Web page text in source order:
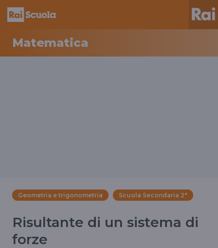
Matematica
Geometria e trigonometria Scuola Secondaria 2°
Risultante di un sistema di
forze